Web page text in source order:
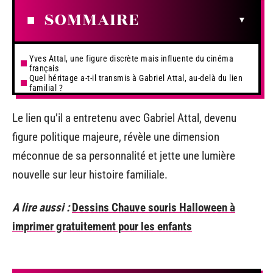
SOMMAIRE
Yves Attal, une figure discrète mais influente du cinéma
français
Quel héritage a-t-il transmis à Gabriel Attal, au-delà du lien
familial ?
Le lien qu’il a entretenu avec Gabriel Attal, devenu
figure politique majeure, révèle une dimension
méconnue de sa personnalité et jette une lumière
nouvelle sur leur histoire familiale.
A lire aussi : Dessins Chauve souris Halloween à
imprimer gratuitement pour les enfants